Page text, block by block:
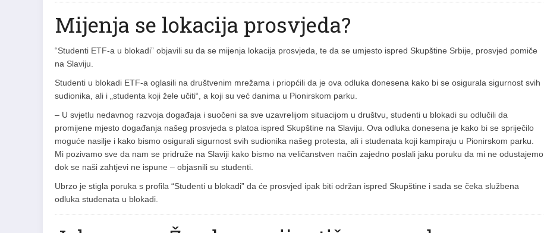
Mijenja se lokacija prosvjeda?
“Studenti ETF-a u blokadi” objavili su da se mijenja lokacija prosvjeda, te da se umjesto ispred Skupštine Srbije, prosvjed pomiče
na Slaviju.
Studenti u blokadi ETF-a oglasili na društvenim mrežama i priopćili da je ova odluka donesena kako bi se osigurala sigurnost svih
sudionika, ali i „studenta koji žele učiti“, a koji su već danima u Pionirskom parku.
– U svjetlu nedavnog razvoja događaja i suočeni sa sve uzavrelijom situacijom u društvu, studenti u blokadi su odlučili da
promijene mjesto događanja našeg prosvjeda s platoa ispred Skupštine na Slaviju. Ova odluka donesena je kako bi se spriječilo
moguće nasilje i kako bismo osigurali sigurnost svih sudionika našeg protesta, ali i studenata koji kampiraju u Pionirskom parku.
Mi pozivamo sve da nam se pridruže na Slaviji kako bismo na veličanstven način zajedno poslali jaku poruku da mi ne odustajemo
dok se naši zahtjevi ne ispune – objasnili su studenti.
Ubrzo je stigla poruka s profila “Studenti u blokadi” da će prosvjed ipak biti održan ispred Skupštine i sada se čeka službena
odluka studenata u blokadi.